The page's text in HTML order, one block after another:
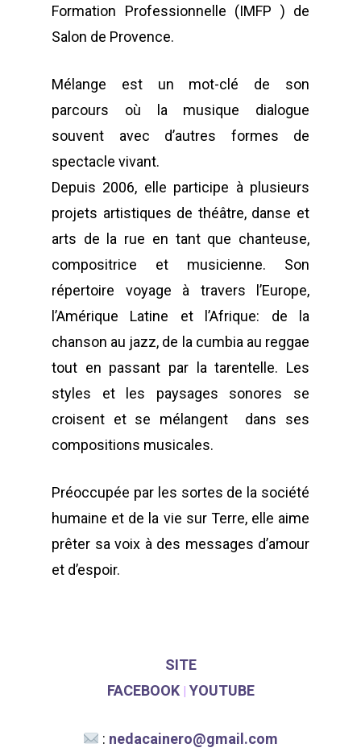
Formation Professionnelle (IMFP ) de
Salon de Provence.
Mélange est un mot-clé de son
parcours où la musique dialogue
souvent avec d’autres formes de
spectacle vivant.
Depuis 2006, elle participe à plusieurs
projets artistiques de théâtre, danse et
arts de la rue en tant que chanteuse,
compositrice et musicienne. Son
répertoire voyage à travers l’Europe,
l’Amérique Latine et l’Afrique: de la
chanson au jazz, de la cumbia au reggae
tout en passant par la tarentelle. Les
styles et les paysages sonores se
croisent et se mélangent dans ses
compositions musicales.
Préoccupée par les sortes de la société
humaine et de la vie sur Terre, elle aime
prêter sa voix à des messages d’amour
et d’espoir.
SITE
FACEBOOK YOUTUBE
: nedacainero@gmail.com
À propos
Contacts
Annuaire